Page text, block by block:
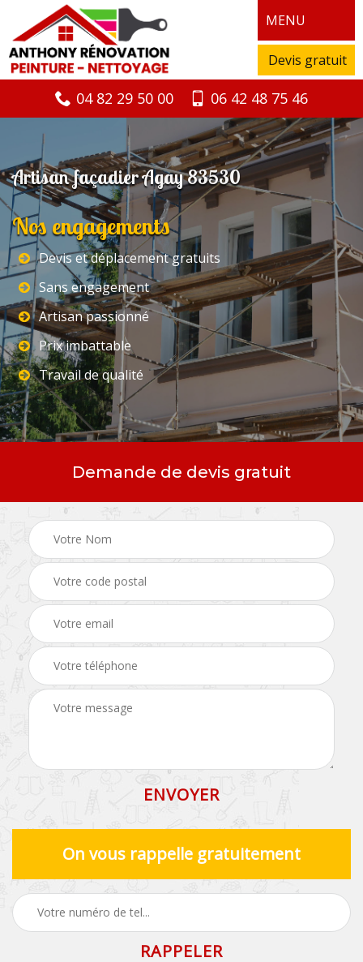
MENU
Devis gratuit
04 82 29 50 00 06 42 48 75 46
Artisan façadier Agay 83530
Nos engagements
Devis et déplacement gratuits
Sans engagement
Artisan passionné
Prix imbattable
Travail de qualité
Demande de devis gratuit
On vous rappelle gratuitement